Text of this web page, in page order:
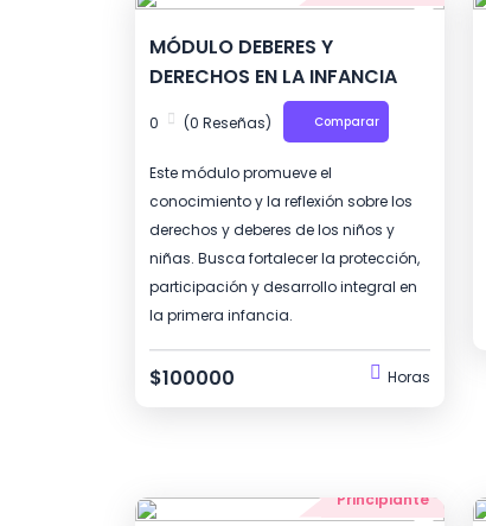
MÓDULO DEBERES Y
DERECHOS EN LA INFANCIA
0 (0 Reseñas) Comparar
Este módulo promueve el
conocimiento y la reflexión sobre los
derechos y deberes de los niños y
niñas. Busca fortalecer la protección,
participación y desarrollo integral en
la primera infancia.
$100000 Horas
Principiante